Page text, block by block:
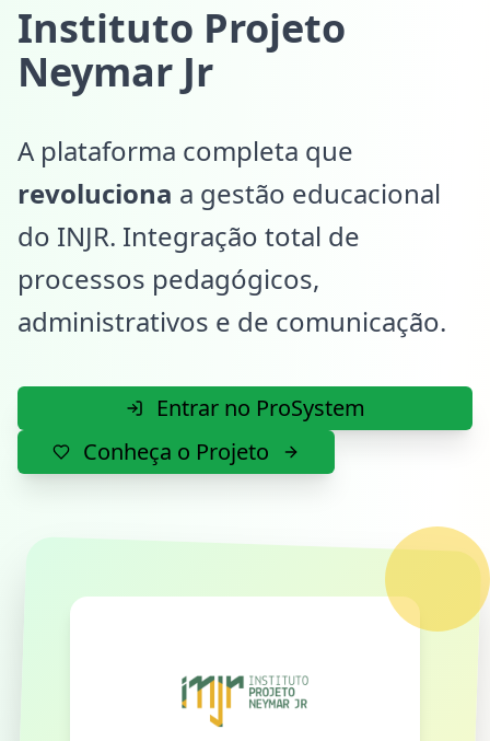
Instituto Projeto
Neymar Jr
A plataforma completa que
revoluciona a gestão educacional
do INJR. Integração total de
processos pedagógicos,
administrativos e de comunicação.
Entrar no ProSystem
Conheça o Projeto